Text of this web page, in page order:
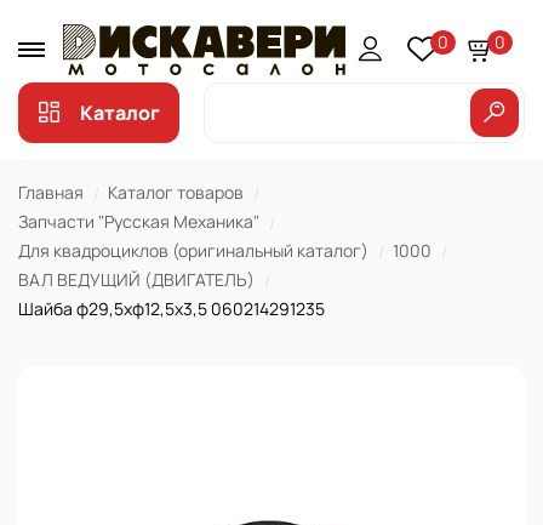
0 0
Каталог
Главная
Каталог товаров
Запчасти "Русская Механика"
Для квадроциклов (оригинальный каталог)
1000
ВАЛ ВЕДУЩИЙ (ДВИГАТЕЛЬ)
Шайба ф29,5хф12,5х3,5 060214291235